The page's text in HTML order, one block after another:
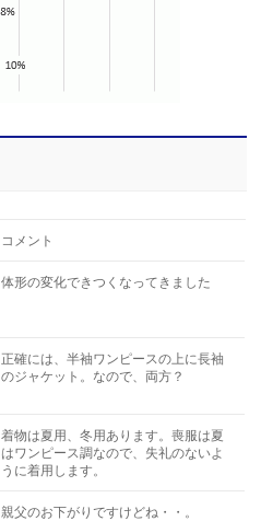
コメント
体形の変化できつくなってきました
正確には、半袖ワンピースの上に長袖
のジャケット。なので、両方？
着物は夏用、冬用あります。喪服は夏
はワンピース調なので、失礼のないよ
うに着用します。
親父のお下がりですけどね・・。